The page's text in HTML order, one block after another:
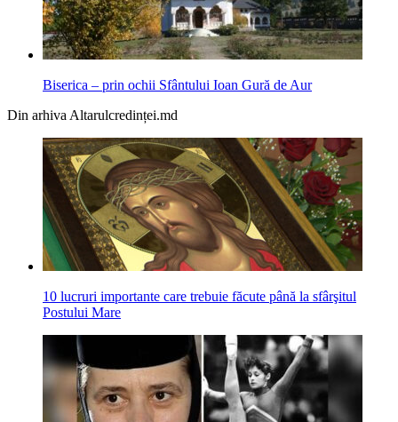
Biserica – prin ochii Sfântului Ioan Gură de Aur
Din arhiva Altarulcredinței.md
10 lucruri importante care trebuie făcute până la sfârşitul
Postului Mare